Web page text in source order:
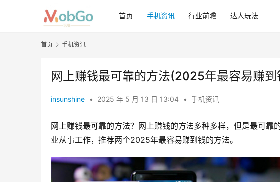
首页 手机资讯 行业前瞻 达人玩法
首页 手机资讯
网上赚钱最可靠的方法(2025年最容易赚到
insunshine • 2025 年 5 月 13 日 13:04 • 手机资讯
网上赚钱最可靠的方法？网上赚钱的方法多种多样，但是最可
业从事工作，推荐两个2025年最容易赚到钱的方法。